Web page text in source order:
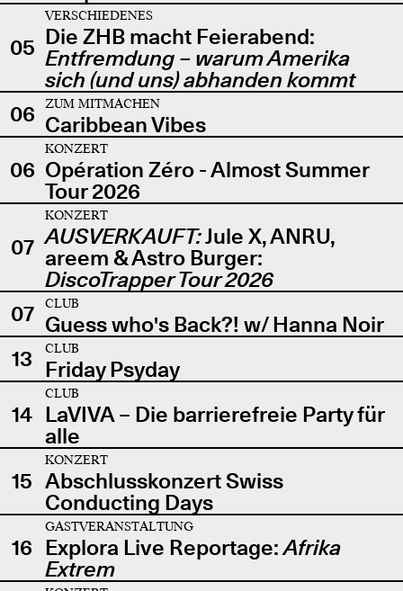
05
VERSCHIEDENES
Die ZHB macht Feierabend:
Entfremdung – warum Amerika
sich (und uns) abhanden kommt
06
ZUM MITMACHEN
Caribbean Vibes
06
KONZERT
Opération Zéro - Almost Summer
Tour 2026
07
KONZERT
AUSVERKAUFT:Jule X, ANRU,
areem & Astro Burger:
DiscoTrapper Tour 2026
07
CLUB
Guess who's Back?! w/ Hanna Noir
13
CLUB
Friday Psyday
14
CLUB
LaVIVA – Die barrierefreie Party für
alle
15
KONZERT
Abschlusskonzert Swiss
Conducting Days
16
GASTVERANSTALTUNG
Explora Live Reportage:Afrika
Extrem